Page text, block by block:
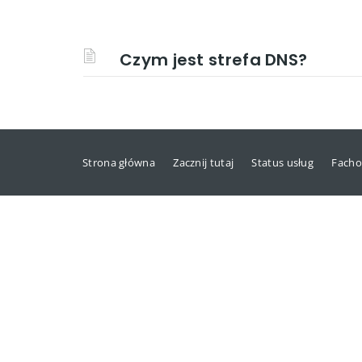
Czym jest strefa DNS?
Strona główna Zacznij tutaj Status usług